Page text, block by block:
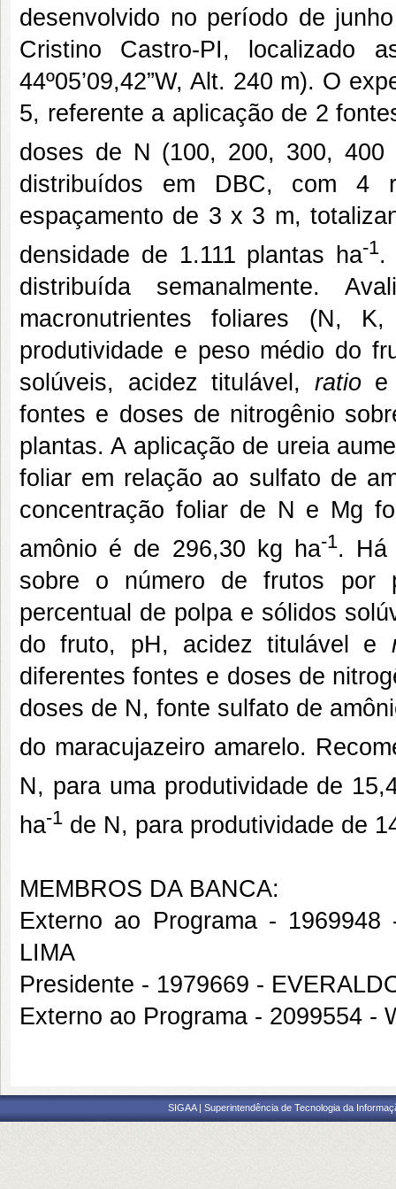
desenvolvido no período de
Cristino Castro-PI, localizado
44º05’09,42”W, Alt. 240 m). O
5, referente a aplicação de 2
doses de N (100, 200, 300,
distribuídos em DBC, com 4
espaçamento de 3 x 3 m,
densidade de 1.111 plantas ha-1.
distribuída semanalmente.
macronutrientes foliares (N,
produtividade e peso médio do
solúveis, acidez titulável, ratioe
fontes e doses de nitrogênio
plantas. A aplicação de ureia
foliar em relação ao sulfato de
concentração foliar de N e Mg
amônio é de 296,30 kg ha-1. Há
sobre o número de frutos por
percentual de polpa e sólidos
do fruto, pH, acidez titulável e
diferentes fontes e doses de
doses de N, fonte sulfato de
do maracujazeiro amarelo.
N, para uma produtividade de
ha-1 de N, para produtividade de
MEMBROS DA BANCA:
Externo ao Programa -
LIMA
Presidente - 1979669 -
Externo ao Programa - 2099554 -
SIGAA | Superintendência de Tecnologia da